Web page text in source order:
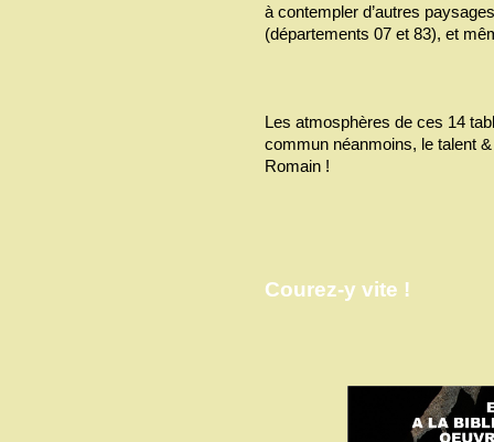
à contempler d’autres
(départements 07 et 83), et
Les atmosphères de ces 14
commun néanmoins, le talent
Romain !
Courez-y vite !